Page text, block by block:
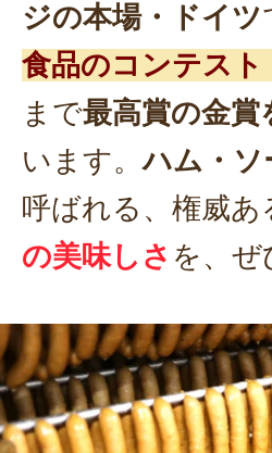
ジの本場・ドイツ
食品のコンテス
まで最高賞の金賞
います。ハム・ソ
呼ばれる、権威
の美味しさ を、